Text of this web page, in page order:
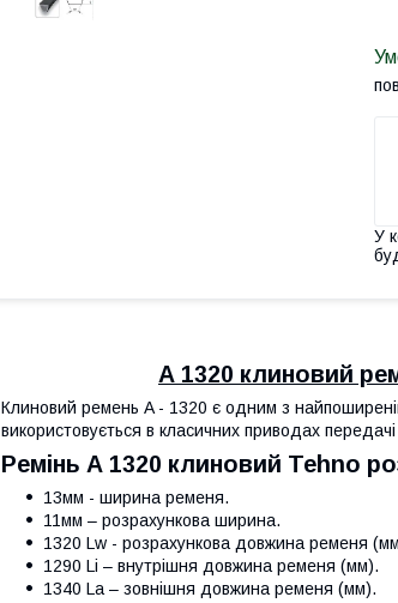
У
А 1320 клиновий
Клиновий ремень A - 1320 є одним з
використовується в класичних приводах
Ремінь А 1320 клиновий Tehno
13мм - ширина ременя.
11мм – розрахункова ширина.
1320 Lw - розрахункова довжина ременя
1290 Li – внутрішня довжина ременя (мм).
1340 La – зовнішня довжина ременя (мм).